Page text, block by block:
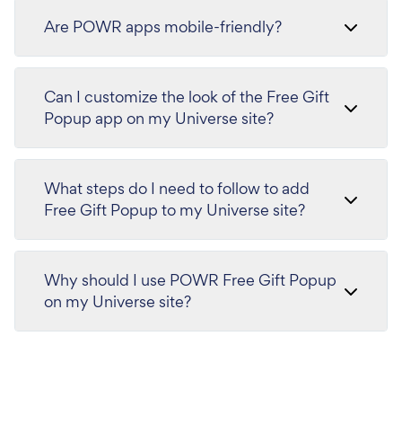
Are POWR apps mobile-friendly?
Can I customize the look of the Free Gift
Popup app on my Universe site?
What steps do I need to follow to add
Free Gift Popup to my Universe site?
Why should I use POWR Free Gift Popup
on my Universe site?